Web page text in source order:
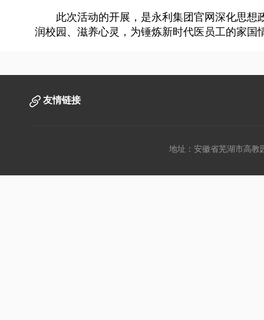
此次活动的开展，是永利集团官网深化思想
润校园、滋养心灵，为锤炼新时代医员工的家
友情链接
地址：安徽省芜湖市高